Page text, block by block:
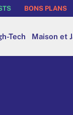
BONS PLANS
Tech Maison et